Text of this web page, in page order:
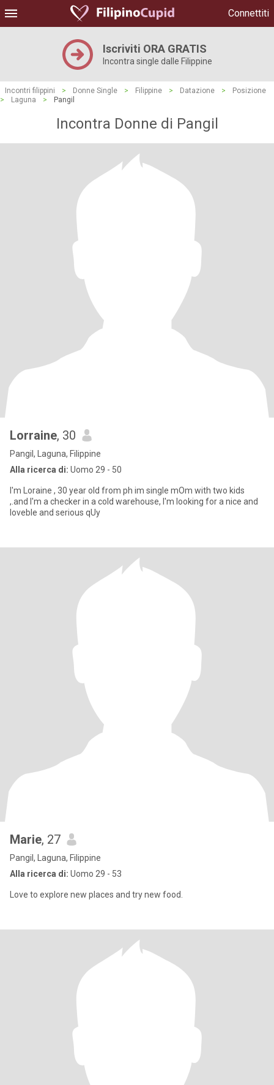
Connettiti
Iscriviti ORA GRATIS
Incontra single dalle Filippine
Incontri filippini > Donne Single > Filippine > Datazione >
Posizione
>
Laguna > Pangil
Incontra Donne di Pangil
Lorraine, 30
Pangil, Laguna, Filippine
Alla ricerca di: Uomo 29 - 50
I'm Loraine , 30 year old from ph im single mOm with two kids
,.and I'm a checker in a cold warehouse, I'm looking for a nice and
loveble and serious qUy
Marie, 27
Pangil, Laguna, Filippine
Alla ricerca di: Uomo 29 - 53
Love to explore new places and try new food.